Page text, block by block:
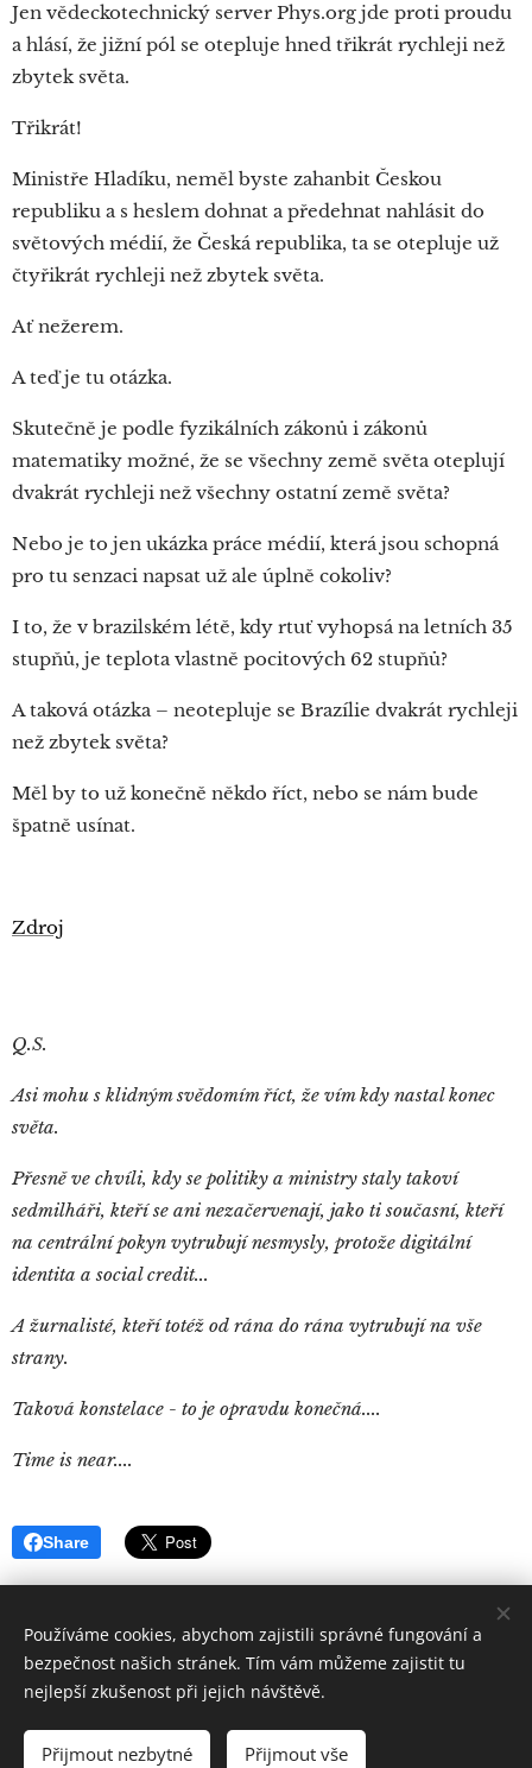
Jen vědeckotechnický server Phys.org jde proti proudu
a hlásí, že jižní pól se otepluje hned třikrát rychleji než
zbytek světa.
Třikrát!
Ministře Hladíku, neměl byste zahanbit Českou
republiku a s heslem dohnat a předehnat nahlásit do
světových médií, že Česká republika, ta se otepluje už
čtyřikrát rychleji než zbytek světa.
Ať nežerem.
A teď je tu otázka.
Skutečně je podle fyzikálních zákonů i zákonů
matematiky možné, že se všechny země světa oteplují
dvakrát rychleji než všechny ostatní země světa?
Nebo je to jen ukázka práce médií, která jsou schopná
pro tu senzaci napsat už ale úplně cokoliv?
I to, že v brazilském létě, kdy rtuť vyhopsá na letních 35
stupňů, je teplota vlastně pocitových 62 stupňů?
A taková otázka – neotepluje se Brazílie dvakrát rychleji
než zbytek světa?
Měl by to už konečně někdo říct, nebo se nám bude
špatně usínat.
Zdroj
Q.S.
Asi mohu s klidným svědomím říct, že vím kdy nastal konec
světa.
Přesně ve chvíli, kdy se politiky a ministry staly takoví
sedmilháři, kteří se ani nezačervenají, jako ti současní, kteří
na centrální pokyn vytrubují nesmysly, protože digitální
identita a social credit...
A žurnalisté, kteří totéž od rána do rána vytrubují na vše
strany.
Taková konstelace - to je opravdu konečná....
Time is near....
Share
QuintusSertorius
Všechna práva vyhrazena 2019
Používáme cookies, abychom zajistili správné fungování a
bezpečnost našich stránek. Tím vám můžeme zajistit tu
nejlepší zkušenost při jejich návštěvě.
Přijmout nezbytné Přijmout vše